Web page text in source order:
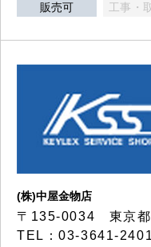
販売可 工事・
(株)中屋金物店
〒135-0034 東京都
TEL：03-3641-